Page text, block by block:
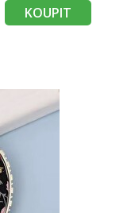
KOUPIT